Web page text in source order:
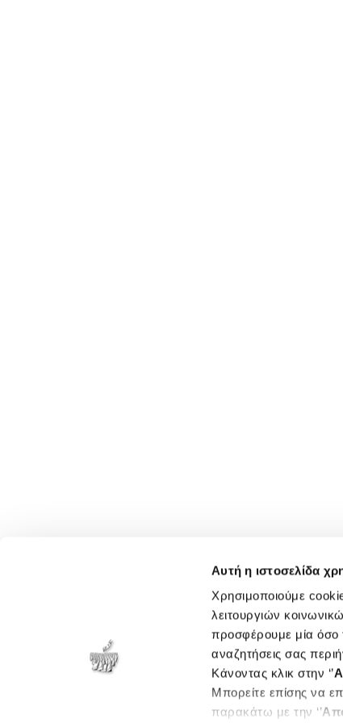
Αυτή η ιστοσελίδα
Χρησιμοποιούμε
λειτουργιών
προσφέρουμε μία όσο
αναζητήσεις σας
Κάνοντας κλικ στην ‘’
Μπορείτε επίσης να
παρακάτω με την ‘’